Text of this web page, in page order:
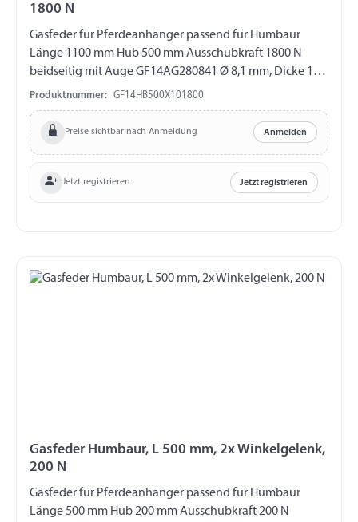
1800 N
Gasfeder für Pferdeanhänger passend für Humbaur
Länge 1100 mm Hub 500 mm Ausschubkraft 1800 N
beidseitig mit Auge GF14AG280841 Ø 8,1 mm, Dicke 12
mm, Länge 16 mm, M10 Bitte beachten: Gasfedern sind
vom Umtausch und Rückgabe ausgeschlossen!!!
Produktnummer: GF14HB500X101800
Preise sichtbar nach Anmeldung Anmelden
Jetzt registrieren Jetzt registrieren
Gasfeder Humbaur, L 500 mm, 2x Winkelgelenk,
200 N
Gasfeder für Pferdeanhänger passend für Humbaur
Länge 500 mm Hub 200 mm Ausschubkraft 200 N